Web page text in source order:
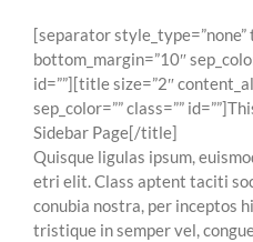
[separator style_type=”none”
bottom_margin=”10″
id=””][title size=”2″
sep_color=”” class=””
Sidebar Page[/title]
Quisque ligulas ipsum,
etri elit. Class aptent taciti
conubia nostra, per inceptos
tristique in semper vel,